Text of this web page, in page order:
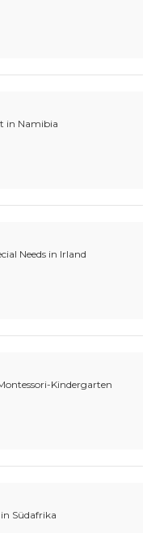
in Namibia
Needs in Irland
Kindergarten
Südafrika